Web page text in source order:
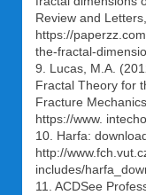
Review and
https://
the-fractal-
9. Lucas, M.A.
Fractal Theory for
Fracture
https://www.
10. Harfa:
http://
includes/
11. ACDSee